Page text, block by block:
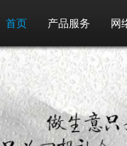
首页 产品服务 网